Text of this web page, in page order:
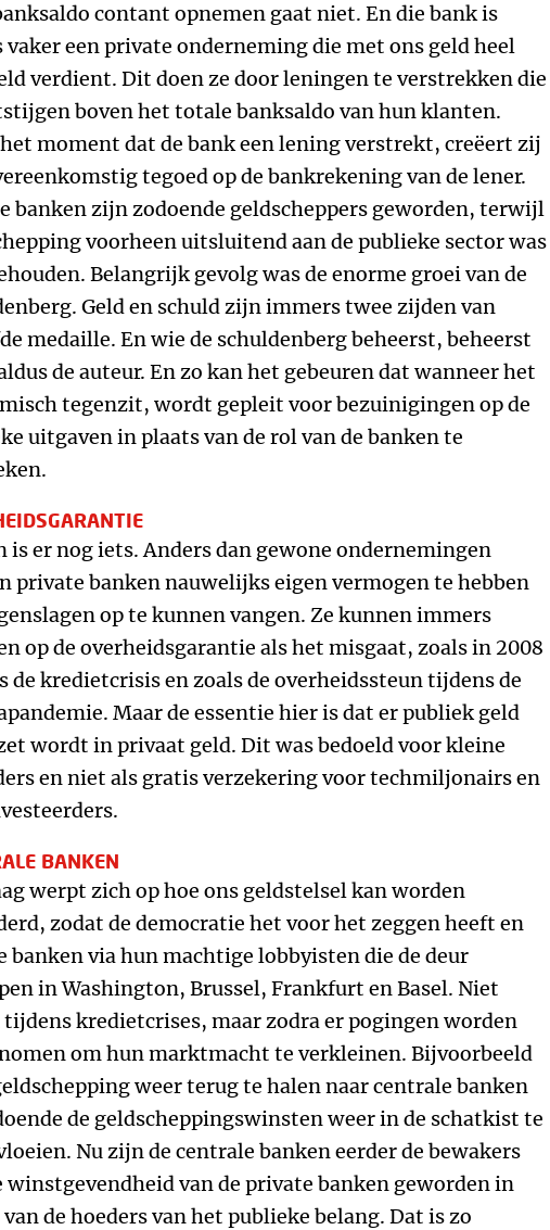
contant opnemen gaat niet. En die bank is
vaker een private onderneming die met ons geld heel
verdient. Dit doen ze door leningen te verstrekken die
boven het totale banksaldo van hun klanten.
moment dat de bank een lening verstrekt, creëert zij
tegoed op de bankrekening van de lener.
banken zijn zodoende geldscheppers geworden, terwijl
voorheen uitsluitend aan de publieke sector was
Belangrijk gevolg was de enorme groei van de
Geld en schuld zijn immers twee zijden van
medaille. En wie de schuldenberg beheerst, beheerst
de auteur. En zo kan het gebeuren dat wanneer het
tegenzit, wordt gepleit voor bezuinigingen op de
uitgaven in plaats van de rol van de banken te
is er nog iets. Anders dan gewone ondernemingen
private banken nauwelijks eigen vermogen te hebben
op te kunnen vangen. Ze kunnen immers
op de overheidsgarantie als het misgaat, zoals in 2008
de kredietcrisis en zoals de overheidssteun tijdens de
Maar de essentie hier is dat er publiek geld
wordt in privaat geld. Dit was bedoeld voor kleine
en niet als gratis verzekering voor techmiljonairs en
BANKEN
werpt zich op hoe ons geldstelsel kan worden
zodat de democratie het voor het zeggen heeft en
banken via hun machtige lobbyisten die de deur
in Washington, Brussel, Frankfurt en Basel. Niet
tijdens kredietcrises, maar zodra er pogingen worden
om hun marktmacht te verkleinen. Bijvoorbeeld
weer terug te halen naar centrale banken
de geldscheppingswinsten weer in de schatkist te
Nu zijn de centrale banken eerder de bewakers
winstgevendheid van de private banken geworden in
de hoeders van het publieke belang. Dat is zo